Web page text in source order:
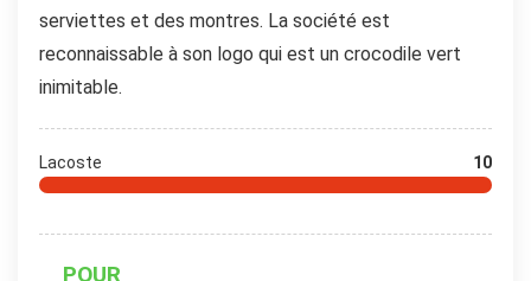
serviettes et des montres. La société est
reconnaissable à son logo qui est un crocodile vert
inimitable.
Lacoste 10
POUR